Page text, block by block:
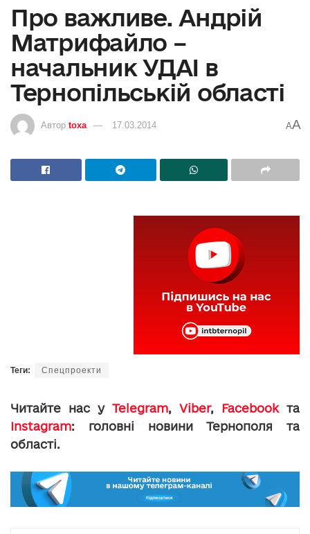
Про важливе. Андрій
Матрифайло –
начальник УДАІ в
Тернопільській області
Автор toxa 17.03.2014 AA
Теги: Спецпроекти
Читайте нас у Telegram, Viber, Facebookта
Instagram: головні новини Тернополя та
області.